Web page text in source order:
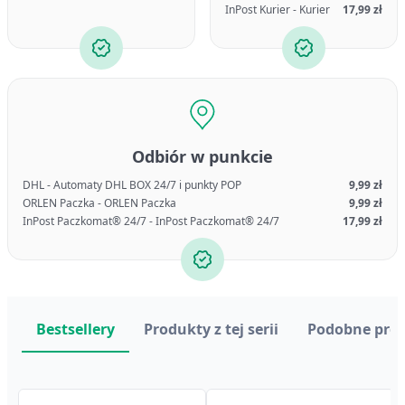
InPost Kurier - Kurier
17,99 zł
Odbiór w punkcie
DHL - Automaty DHL BOX 24/7 i punkty POP
9,99 zł
ORLEN Paczka - ORLEN Paczka
9,99 zł
InPost Paczkomat® 24/7 - InPost Paczkomat® 24/7
17,99 zł
Bestsellery Produkty z tej serii Podobne